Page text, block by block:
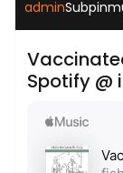
admin
Spotify @